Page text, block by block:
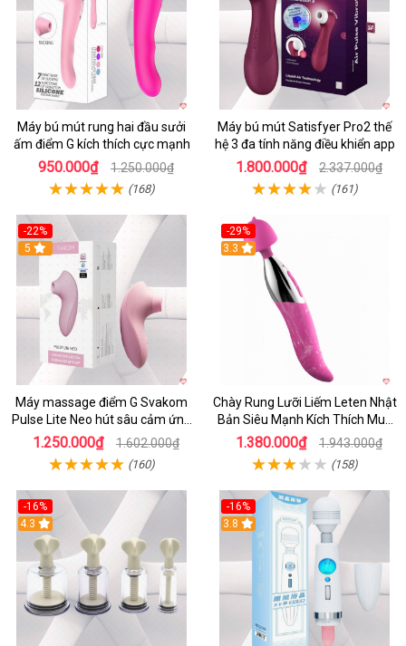
Máy bú mút rung hai đầu sưởi
ấm điểm G kích thích cực mạnh
950.000₫ 1.250.000₫
(168)
Máy bú mút Satisfyer Pro2 thế
hệ 3 đa tính năng điều khiển app
1.800.000₫ 2.337.000₫
(161)
-22%
5
Máy massage điểm G Svakom
Pulse Lite Neo hút sâu cảm ứng
app bluetooth
1.250.000₫ 1.602.000₫
(160)
-29%
3.3
Chày Rung Lưỡi Liếm Leten Nhật
Bản Siêu Mạnh Kích Thích Mua
Ngay
1.380.000₫ 1.943.000₫
(158)
-16%
4.3
-16%
3.8